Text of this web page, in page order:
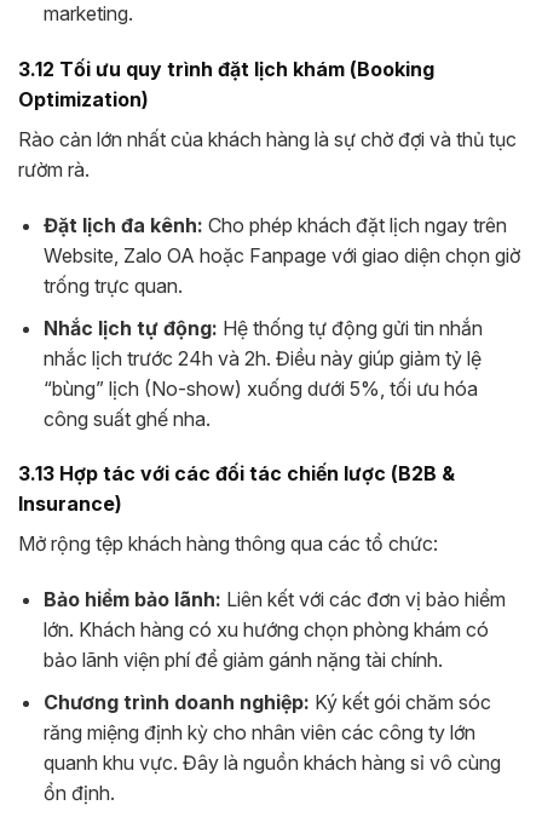
marketing.
3.12 Tối ưu quy trình đặt lịch khám (Booking
Optimization)
Rào cản lớn nhất của khách hàng là sự chờ đợi và thủ tục
rườm rà.
Đặt lịch đa kênh: Cho phép khách đặt lịch ngay trên
Website, Zalo OA hoặc Fanpage với giao diện chọn giờ
trống trực quan.
Nhắc lịch tự động: Hệ thống tự động gửi tin nhắn
nhắc lịch trước 24h và 2h. Điều này giúp giảm tỷ lệ
“bùng” lịch (No-show) xuống dưới 5%, tối ưu hóa
công suất ghế nha.
3.13 Hợp tác với các đối tác chiến lược (B2B &
Insurance)
Mở rộng tệp khách hàng thông qua các tổ chức:
Bảo hiểm bảo lãnh: Liên kết với các đơn vị bảo hiểm
lớn. Khách hàng có xu hướng chọn phòng khám có
bảo lãnh viện phí để giảm gánh nặng tài chính.
Chương trình doanh nghiệp: Ký kết gói chăm sóc
răng miệng định kỳ cho nhân viên các công ty lớn
quanh khu vực. Đây là nguồn khách hàng sỉ vô cùng
ổn định.